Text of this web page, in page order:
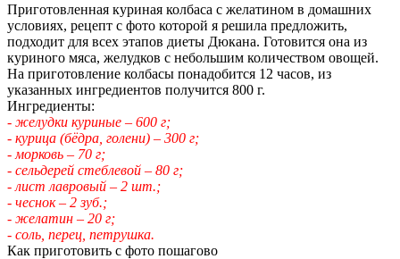
Приготовленная куриная колбаса с желатином в домашних
условиях, рецепт с фото которой я решила предложить,
подходит для всех этапов диеты Дюкана. Готовится она из
куриного мяса, желудков с небольшим количеством овощей.
На приготовление колбасы понадобится 12 часов, из
указанных ингредиентов получится 800 г.
Ингредиенты:
- желудки куриные – 600 г;
- курица (бёдра, голени) – 300 г;
- морковь – 70 г;
- сельдерей стеблевой – 80 г;
- лист лавровый – 2 шт.;
- чеснок – 2 зуб.;
- желатин – 20 г;
- соль, перец, петрушка.
Как приготовить с фото пошагово